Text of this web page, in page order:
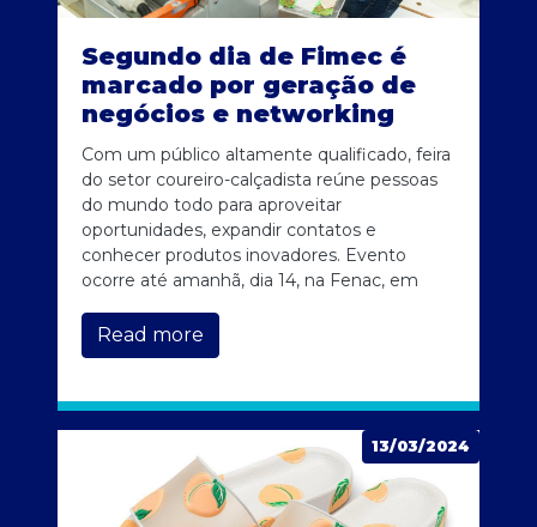
Segundo dia de Fimec é
marcado por geração de
negócios e networking
Com um público altamente qualificado, feira
do setor coureiro-calçadista reúne pessoas
do mundo todo para aproveitar
oportunidades, expandir contatos e
conhecer produtos inovadores. Evento
ocorre até amanhã, dia 14, na Fenac, em
Read more
13/03/2024